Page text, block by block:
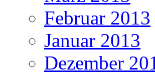
Februar 2013
Januar 2013
Dezember